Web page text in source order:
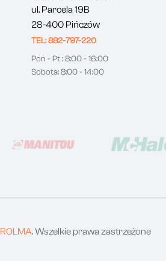
ul. Parcela 19B
28-400 Pińczów
TEL: 882-797-220
Pon - Pt : 8:00 - 16:00
Sobota: 8:00 - 14:00
ROLMA. Wszelkie prawa zastrzeżone